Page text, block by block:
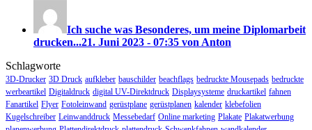
Ich suche was Besonderes, um meine Diplomarbeit
drucken...21. Juni 2023 - 07:35 von Anton
Schlagworte
3D-Drucker 3D Druck aufkleber bauschilder beachflags bedruckte Mousepads bedruckte
werbeartikel Digitaldruck digital UV-Direktdruck Displaysysteme druckartikel fahnen
Fanartikel Flyer Fotoleinwand gerüstplane gerüstplanen kalender klebefolien
Kugelschreiber Leinwanddruck Messebedarf Online marketing Plakate Plakatwerbung